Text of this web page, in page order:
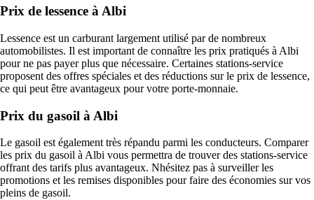
Prix de lessence à Albi
Lessence est un carburant largement utilisé par de nombreux
automobilistes. Il est important de connaître les prix pratiqués à Albi
pour ne pas payer plus que nécessaire. Certaines stations-service
proposent des offres spéciales et des réductions sur le prix de lessence,
ce qui peut être avantageux pour votre porte-monnaie.
Prix du gasoil à Albi
Le gasoil est également très répandu parmi les conducteurs. Comparer
les prix du gasoil à Albi vous permettra de trouver des stations-service
offrant des tarifs plus avantageux. Nhésitez pas à surveiller les
promotions et les remises disponibles pour faire des économies sur vos
pleins de gasoil.